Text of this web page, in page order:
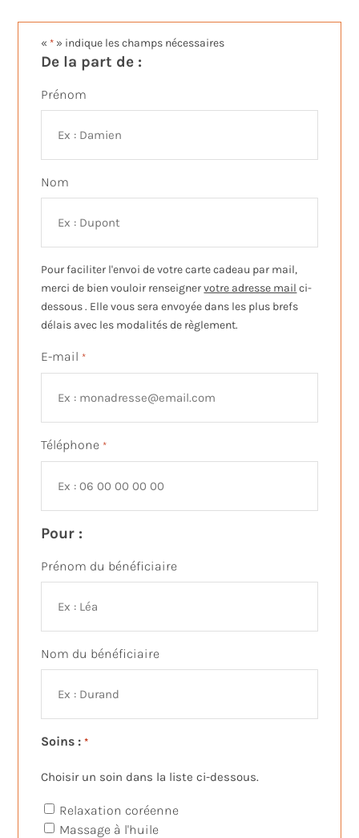
« * » indique les champs nécessaires
De la part de :
Prénom
Nom
Pour faciliter l'envoi de votre carte cadeau par mail,
merci de bien vouloir renseignervotre adresse mail ci-
dessous . Elle vous sera envoyée dans les plus brefs
délais avec les modalités de règlement.
E-mail *
Téléphone *
Pour :
Prénom du bénéficiaire
Nom du bénéficiaire
Soins : *
Choisir un soin dans la liste ci-dessous.
Relaxation coréenne
Massage à l'huile